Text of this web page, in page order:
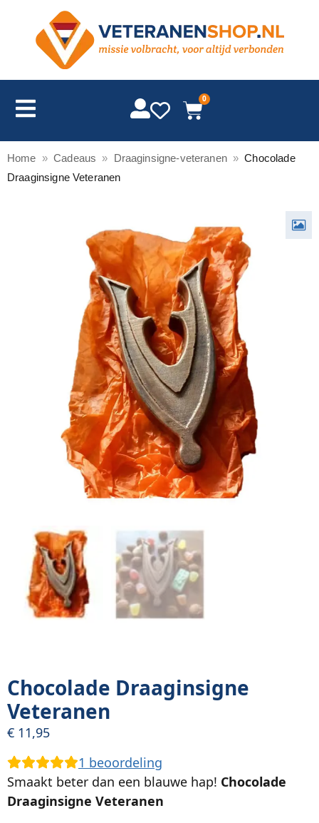
0
Home » Cadeaus » Draaginsigne-veteranen » Chocolade
Draaginsigne Veteranen
Chocolade Draaginsigne
Veteranen
€ 11,95
1 beoordeling
Smaakt beter dan een blauwe hap! Chocolade
Draaginsigne Veteranen